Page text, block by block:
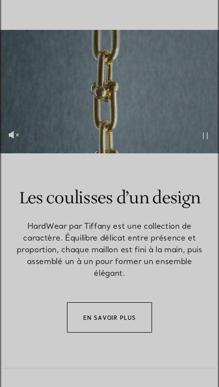
Les coulisses d’un design
HardWear par Tiffany est une collection de
caractère. Équilibre délicat entre présence et
proportion, chaque maillon est fini à la main, puis
assemblé un à un pour former un ensemble
élégant.
EN SAVOIR PLUS